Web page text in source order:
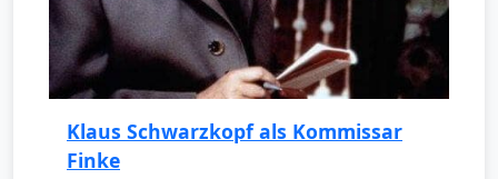
Klaus Schwarzkopf als Kommissar
Finke